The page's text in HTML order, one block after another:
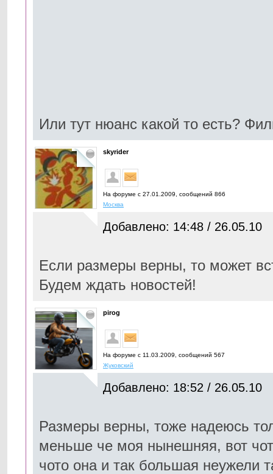
Или тут нюанс какой то есть?
skyrider
На форуме с 27.01.2009, cообщений 866
Москва
Добавлено: 14:48 / 26.05.10
Если размеры верны, то может
Будем ждать новостей!
pirog
На форуме с 11.03.2009, cообщений 567
Жуковский
Добавлено: 18:52 / 26.05.10
Размеры верны, тоже надеюсь
меньше че моя нынешняя, вот
чото она и так большая неужели